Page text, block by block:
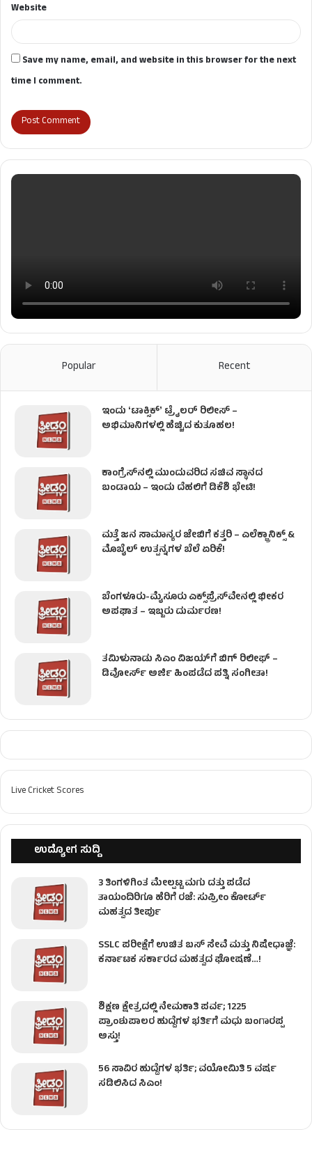
Website
Save my name, email, and website in this browser for the next
time I comment.
Popular Recent
ಇಂದು ʻಟಾಕ್ಸಿಕ್ʼ ಟ್ರೈಲರ್ ರಿಲೀಸ್‌ –
ಅಭಿಮಾನಿಗಳಲ್ಲಿ ಹೆಚ್ಚಿದ ಕುತೂಹಲ!
ಕಾಂಗ್ರೆಸ್​ನಲ್ಲಿ ಮುಂದುವರಿದ ಸಚಿವ ಸ್ಥಾನದ
ಬಂಡಾಯ – ಇಂದು ದೆಹಲಿಗೆ ಡಿಕೆಶಿ ಭೇಟಿ!
ಮತ್ತೆ ಜನ ಸಾಮಾನ್ಯರ ಜೇಬಿಗೆ ಕತ್ತರಿ – ಎಲೆಕ್ಟ್ರಾನಿಕ್ಸ್ &
ಮೊಬೈಲ್ ಉತ್ಪನ್ನಗಳ ಬೆಲೆ ಏರಿಕೆ!
ಬೆಂಗಳೂರು-ಮೈಸೂರು ಎಕ್ಸ್‌ಪ್ರೆಸ್‌ವೇನಲ್ಲಿ ಭೀಕರ
ಅಪಘಾತ – ಇಬ್ಬರು ದುರ್ಮರಣ!
ತಮಿಳುನಾಡು ಸಿಎಂ ವಿಜಯ್‌ಗೆ ಬಿಗ್ ರಿಲೀಫ್ –
ಡಿವೋರ್ಸ್ ಅರ್ಜಿ ಹಿಂಪಡೆದ ಪತ್ನಿ ಸಂಗೀತಾ!
Live Cricket Scores
ಉದ್ಯೋಗ ಸುದ್ದಿ
3 ತಿಂಗಳಿಗಿಂತ ಮೇಲ್ಪಟ್ಟ ಮಗು ದತ್ತು ಪಡೆದ
ತಾಯಂದಿರಿಗೂ ಹೆರಿಗೆ ರಜೆ: ಸುಪ್ರೀಂ ಕೋರ್ಟ್
ಮಹತ್ವದ ತೀರ್ಪು
SSLC ಪರೀಕ್ಷೆಗೆ ಉಚಿತ ಬಸ್ ಸೇವೆ ಮತ್ತು ನಿಷೇಧಾಜ್ಞೆ:
ಕರ್ನಾಟಕ ಸರ್ಕಾರದ ಮಹತ್ವದ ಘೋಷಣೆ…!
ಶಿಕ್ಷಣ ಕ್ಷೇತ್ರದಲ್ಲಿ ನೇಮಕಾತಿ ಪರ್ವ; 1225
ಪ್ರಾಂಶುಪಾಲರ ಹುದ್ದೆಗಳ ಭರ್ತಿಗೆ ಮಧು ಬಂಗಾರಪ್ಪ
ಅಸ್ತು!
56 ಸಾವಿರ ಹುದ್ದೆಗಳ ಭರ್ತಿ; ವಯೋಮಿತಿ 5 ವರ್ಷ
ಸಡಿಲಿಸಿದ ಸಿಎಂ!